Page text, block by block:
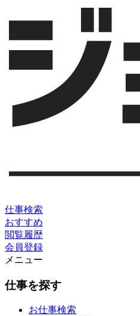
仕事検索
おすすめ
閲覧履歴
会員登録
メニュー
仕事を探す
お仕事検索